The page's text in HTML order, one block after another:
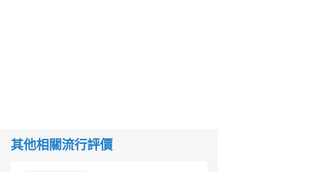
其他相關流行評價